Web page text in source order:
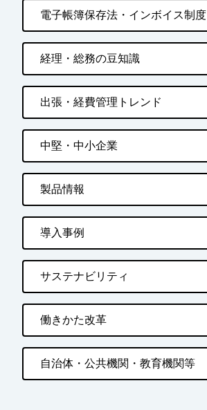
電子帳簿保存法・インボイス制度
経理・総務の豆知識
出張・経費管理トレンド
中堅・中小企業
製品情報
導入事例
サステナビリティ
働きかた改革
自治体・公共機関・教育機関等